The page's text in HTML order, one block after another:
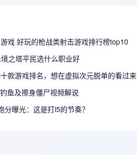
戏 好玩的枪战类射击游戏排行榜top10
之塔平民选什么职业好
款游戏排名，想在虚拟次元脱单的看过来
鱼及擦身僵尸视频解说
曝光：这是打i5的节奏？